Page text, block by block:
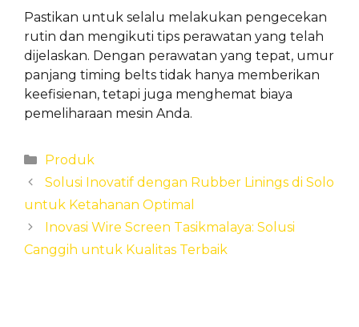
Pastikan untuk selalu melakukan pengecekan
rutin dan mengikuti tips perawatan yang telah
dijelaskan. Dengan perawatan yang tepat, umur
panjang timing belts tidak hanya memberikan
keefisienan, tetapi juga menghemat biaya
pemeliharaan mesin Anda.
Categories
Produk
Solusi Inovatif dengan Rubber Linings di Solo
untuk Ketahanan Optimal
Inovasi Wire Screen Tasikmalaya: Solusi
Canggih untuk Kualitas Terbaik